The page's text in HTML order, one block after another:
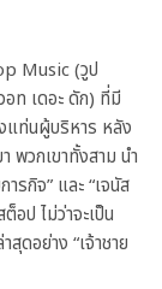
Music (วูป
ท เดอะ ดัก) ที่มี
แท่นผู้บริหาร หลัง
พวกเขาทั้งสาม นำ
รกิจ” และ “เจนัส
อป ไม่ว่าจะเป็น
ดอย่าง “เจ้าชาย